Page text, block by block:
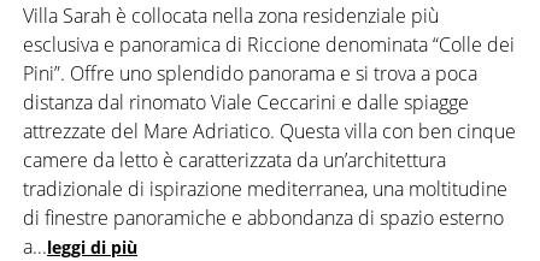
Villa Sarah è collocata nella zona residenziale più
esclusiva e panoramica di Riccione denominata “Colle dei
Pini”. Offre uno splendido panorama e si trova a poca
distanza dal rinomato Viale Ceccarini e dalle spiagge
attrezzate del Mare Adriatico. Questa villa con ben cinque
camere da letto è caratterizzata da un’architettura
tradizionale di ispirazione mediterranea, una moltitudine
di finestre panoramiche e abbondanza di spazio esterno
a...leggi di più